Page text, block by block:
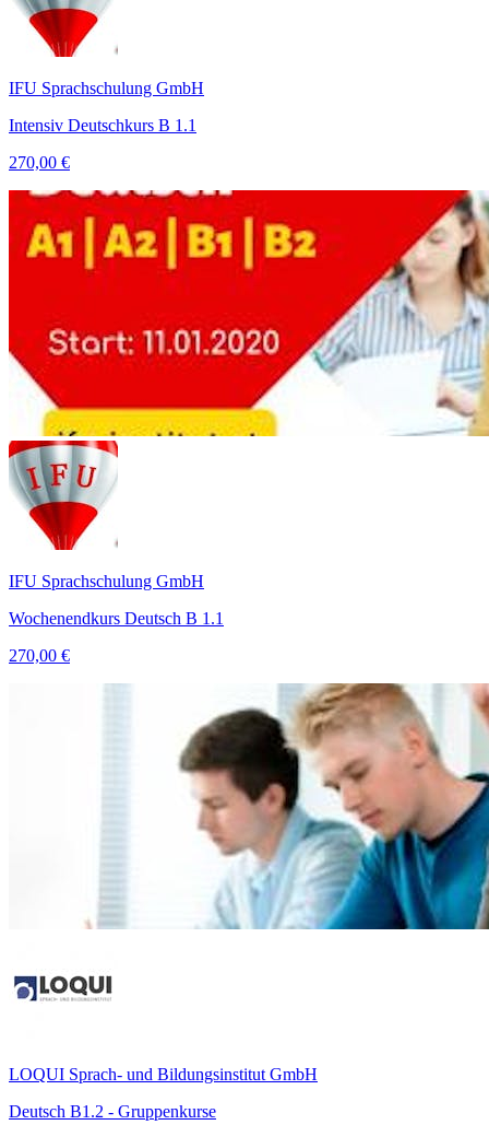
IFU Sprachschulung GmbH
Intensiv Deutschkurs B 1.1
270,00 €
IFU Sprachschulung GmbH
Wochenendkurs Deutsch B 1.1
270,00 €
LOQUI Sprach- und Bildungsinstitut GmbH
Deutsch B1.2 - Gruppenkurse